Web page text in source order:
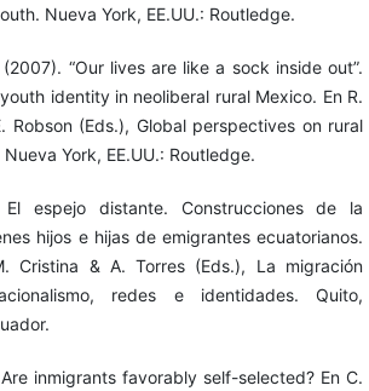
Nueva York, EE.UU.: Routledge.
“Our lives are like a sock inside out”.
identity in neoliberal rural Mexico. En R.
Robson (Eds.), Global perspectives on rural
York, EE.UU.: Routledge.
espejo distante. Construcciones de la
hijos e hijas de emigrantes ecuatorianos.
Cristina & A. Torres (Eds.), La migración
redes e identidades. Quito,
inmigrants favorably self-selected? En C.